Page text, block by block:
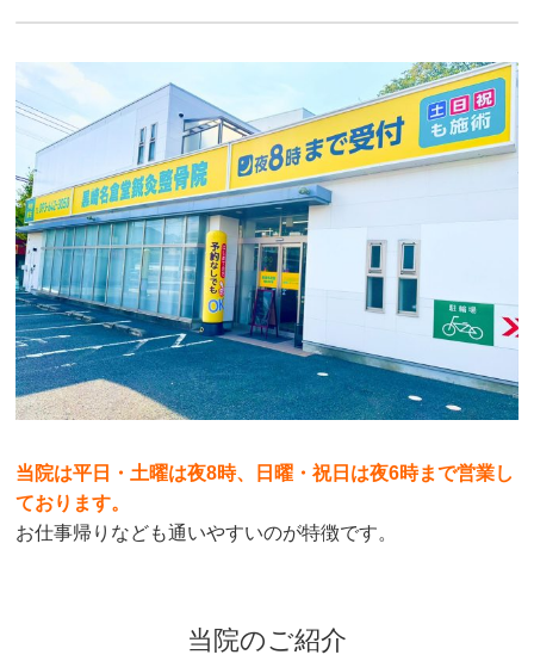
当院は平日・土曜は夜8時、日曜・祝日は夜6時まで営業し
ております。
お仕事帰りなども通いやすいのが特徴です。
当院のご紹介